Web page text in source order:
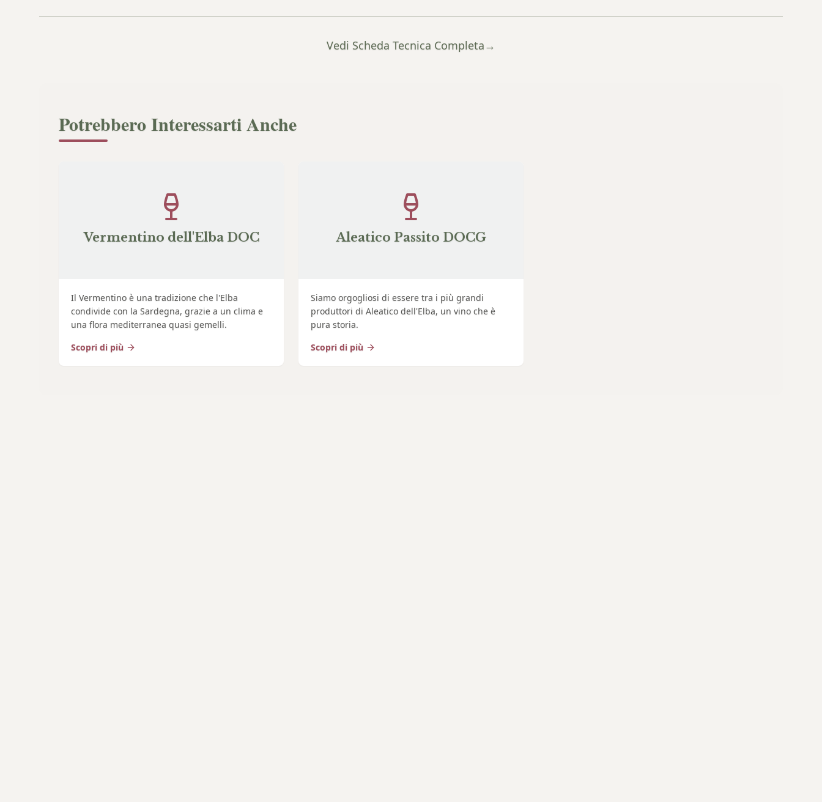
Vedi Scheda Tecnica Completa→
Potrebbero Interessarti Anche
Vermentino dell'Elba DOC
Il Vermentino è una tradizione che l'Elba
condivide con la Sardegna, grazie a un clima e
una flora mediterranea quasi gemelli.
Scopri di più
Aleatico Passito DOCG
Siamo orgogliosi di essere tra i più grandi
produttori di Aleatico dell'Elba, un vino che è
pura storia.
Scopri di più